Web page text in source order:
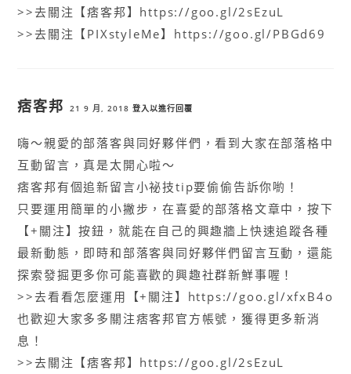
>>去關注【痞客邦】https://goo.gl/2sEzuL
>>去關注【PIXstyleMe】https://goo.gl/PBGd69
痞客邦 21 9 月, 2018 登入以進行回覆
嗨～親愛的部落客與同好夥伴們，看到大家在部落格中
互動留言，真是太開心啦～
痞客邦有個追新留言小祕技tip要偷偷告訴你喲！
只要運用簡單的小撇步，在喜愛的部落格文章中，按下
【+關注】按鈕，就能在自己的興趣牆上快速追蹤各種
最新動態，即時和部落客與同好夥伴們留言互動，還能
探索發掘更多你可能喜歡的興趣社群新鮮事喔！
>>去看看怎麼運用【+關注】https://goo.gl/xfxB4o
也歡迎大家多多關注痞客邦官方帳號，獲得更多新消
息！
>>去關注【痞客邦】https://goo.gl/2sEzuL